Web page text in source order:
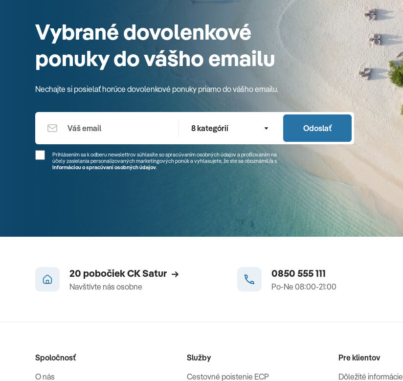
Vybrané dovolenkové
ponuky do vášho emailu
Nechajte si posielať horúce dovolenkové ponuky priamo do vášho emailu.
8 kategórií Odoslať
Prihlásením sa k odberu newslettrov súhlasíte so spracúvaním osobných údajov a profilovaním na
účely zasielania personalizovaných marketingových ponúk a vyhlasujete, že ste saoboznámil/as
Informáciou o spracúvaní osobných údajov.
20 pobočiek CK Satur
Navštívte nás osobne
0850 555 111
Po-Ne 08:00-21:00
Spoločnosť
O nás
Služby
Cestovné poistenie ECP
Pre klientov
Dôležité informácie